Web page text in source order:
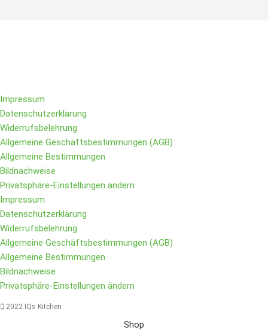
Impressum
Datenschutzerklärung
Widerrufsbelehrung
Allgemeine Geschäftsbestimmungen (AGB)
Allgemeine Bestimmungen
Bildnachweise
Privatsphäre-Einstellungen ändern
Impressum
Datenschutzerklärung
Widerrufsbelehrung
Allgemeine Geschäftsbestimmungen (AGB)
Allgemeine Bestimmungen
Bildnachweise
Privatsphäre-Einstellungen ändern
2022 IQs Kitchen
Shop